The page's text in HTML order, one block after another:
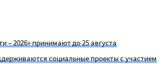
– 2026» принимают до 25 августа
социальные проекты с участием